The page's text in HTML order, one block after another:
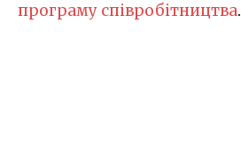
програму співробітництва.